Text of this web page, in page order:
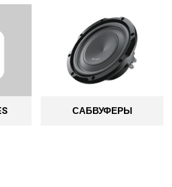
САБВУФЕРЫ